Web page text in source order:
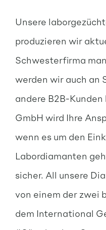
Unsere
produzieren wir
Schwesterfirma
werden wir auch an
andere B2B-
GmbH wird Ihre
wenn es um den
Labordiamanten
sicher. All unsere
von einem der zwei
dem International